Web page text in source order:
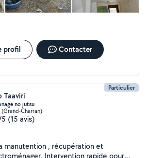
profil Contacter
Particulier
Taaviri
no jutsu
(Grand-Charran)
(15 avis)
manutention , récupération et
Intervention rapide pour